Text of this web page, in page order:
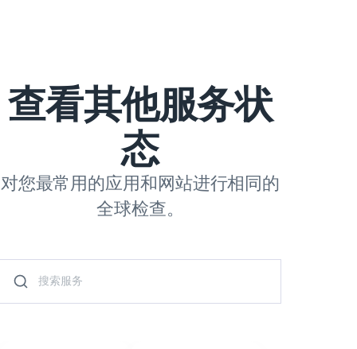
查看其他服务状
态
对您最常用的应用和网站进行相同的
全球检查。